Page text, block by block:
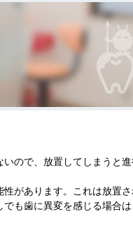
ので、放置してしまうと
があります。これは放置
も歯に異変を感じる場合